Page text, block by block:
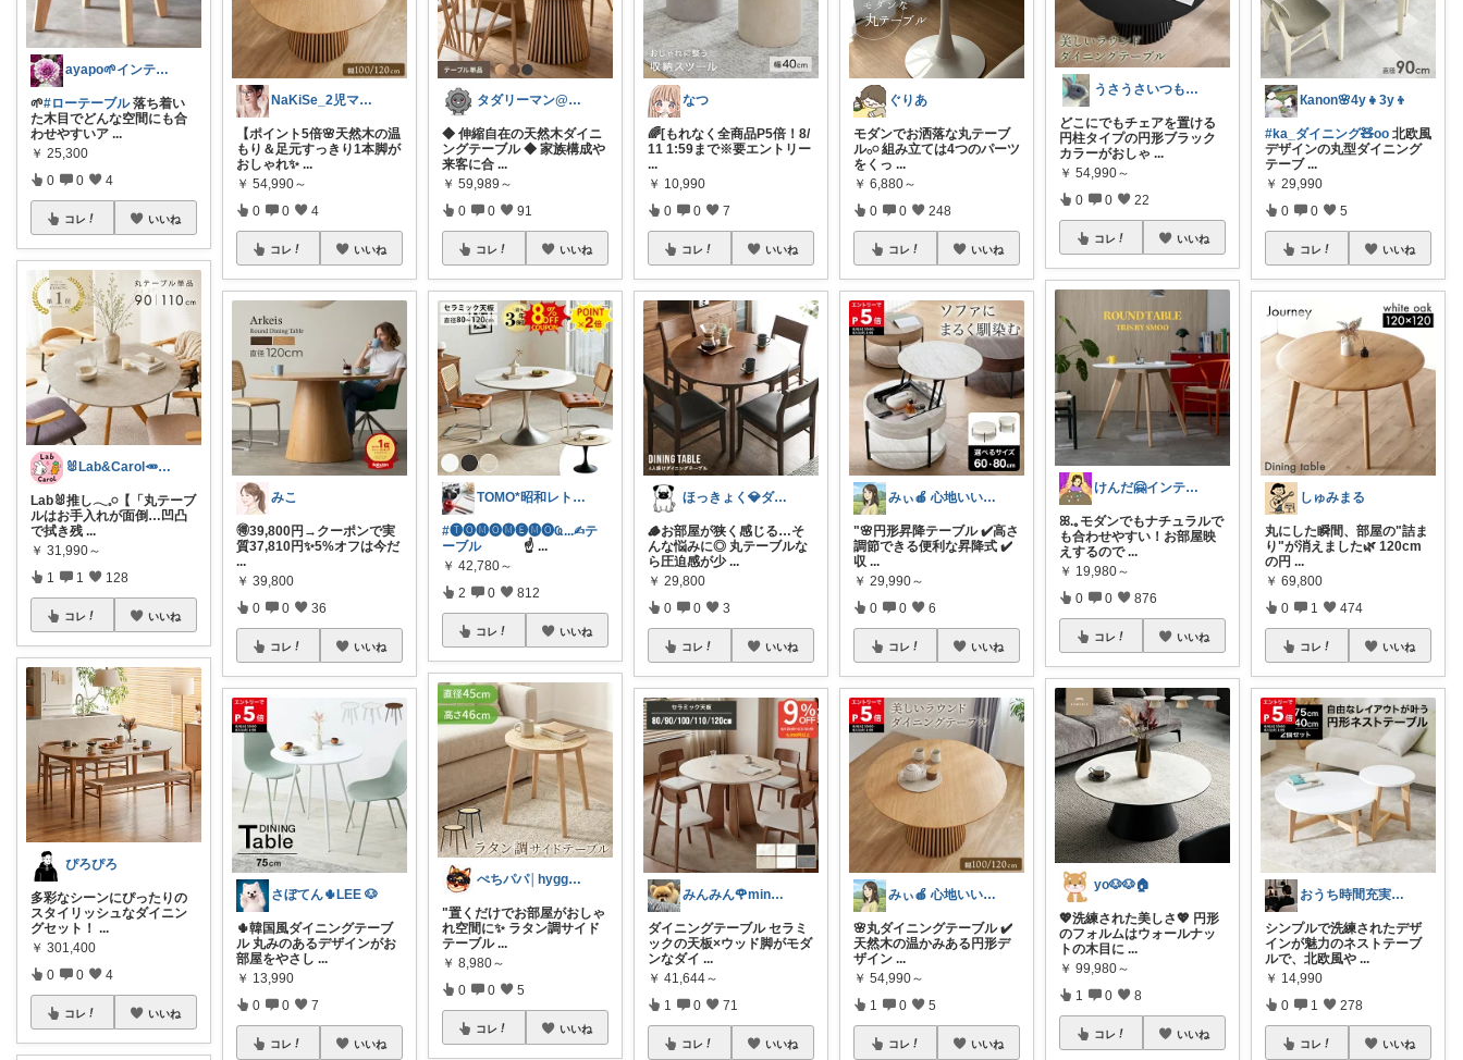
ayapo🌱インテリア&雑貨
🌱#ローテーブル落ち着い
た木目でどんな空間にも合
わせやすいア ...
￥ 25,300
0 0 4
コレ いいね
🐰Lab&Carol🥕のｲﾝﾃﾘｱ
Lab🐰推し𓂃𓈒𓏸【「丸テーブ
ルはお手入れが面倒…凹凸
で拭き残 ...
￥ 31,990～
1 1 128
コレ いいね
ぴろぴろ
多彩なシーンにぴったりの
スタイリッシュなダイニン
グセット！ ...
￥ 301,400
0 0 4
コレ いいね
NaKiSe_2児ママ🌸訪問感謝です
【ポイント5倍🌸天然木の温
もり＆足元すっきり1本脚が
おしゃれ✨ ...
￥ 54,990～
0 0 4
コレ いいね
みこ
🉐39,800円→クーポンで実
質37,810円✨5%オフは今だ
...
￥ 39,800
0 0 36
コレ いいね
さぼてん🌵LEE 🐶
🌵韓国風ダイニングテーブ
ル 丸みのあるデザインがお
部屋をやさし ...
￥ 13,990
0 0 7
コレ いいね
タダリーマン@はてなブロガー
◆ 伸縮自在の天然木ダイニ
ングテーブル ◆ 家族構成や
来客に合 ...
￥ 59,989～
0 0 91
コレ いいね
TOMO*昭和レトロ 📷🍎
#🅣🅞︎🅜🅞︎🅜🅔︎🅜🅞︎︎︎︎Ҩ...✍︎テ
ーブル☝ ...
￥ 42,780～
2 0 812
コレ いいね
ぺちパパ│hyggeな心意気を大切に🌿
"置くだけでお部屋がおしゃ
れ空間に✨️ ラタン調サイド
テーブル ...
￥ 8,980～
0 0 5
コレ いいね
なつ
🌈[もれなく全商品P5倍！8/
11 1:59まで※要エントリー
...
￥ 10,990
0 0 7
コレ いいね
ほっきょく💎ダイヤモンド会員💎
🪵お部屋が狭く感じる…そ
んな悩みに◎ 丸テーブルな
ら圧迫感が少 ...
￥ 29,800
0 0 3
コレ いいね
みんみん🌹minminღ
ダイニングテーブル セラミ
ックの天板×ウッド脚がモダ
ンなダイ ...
￥ 41,644～
1 0 71
コレ いいね
ぐりあ
モダンでお洒落な丸テーブ
ル𓂂𓏸 組み立ては4つのパーツ
をくっ ...
￥ 6,880～
0 0 248
コレ いいね
みぃ🍎 心地いい暮らし
"🌸円形昇降テーブル ✔️高さ
調節できる便利な昇降式 ✔️
収 ...
￥ 29,990～
0 0 6
コレ いいね
みぃ🍎 心地いい暮らし
🌸丸ダイニングテーブル ✔️
天然木の温かみある円形デ
ザイン...
￥ 54,990～
1 0 5
コレ いいね
うさうさいつもご訪問ありがとうです🐰✨
どこにでもチェアを置ける
円柱タイプの円形ブラック
カラーがおしゃ ...
￥ 54,990～
0 0 22
コレ いいね
けんだ🤗インテリア多め
ꕤ.｡モダンでもナチュラルで
も合わせやすい！お部屋映
えするので ...
￥ 19,980～
0 0 876
コレ いいね
yo🐶🐶🏠
💖洗練された美しさ💖 円形
のフォルムはウォールナッ
トの木目に ...
￥ 99,980～
1 0 8
コレ いいね
Кanon🌸4y👧3y👦
#ka_ダイニング🧸oo 北欧風
デザインの丸型ダイニング
テーブ ...
￥ 29,990
0 0 5
コレ いいね
しゅみまる
丸にした瞬間、部屋の"詰ま
り"が消えました🌿 120cm
の円 ...
￥ 69,800
0 1 474
コレ いいね
おうち時間充実★okamoto Room
シンプルで洗練されたデザ
インが魅力のネストテーブ
ルで、北欧風や ...
￥ 14,990
0 1 278
コレ いいね